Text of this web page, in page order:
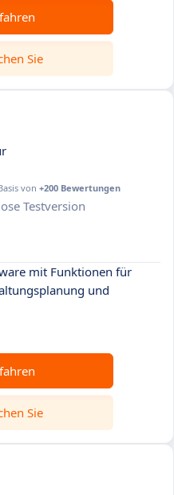
Sie
von +200 Bewertungen
Testversion
mit Funktionen für
und
Sie